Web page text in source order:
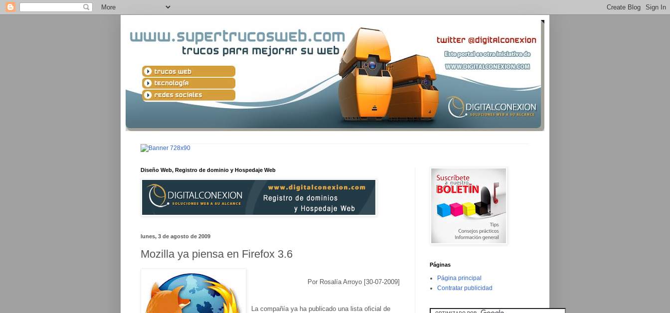
Diseño Web, Registro de dominio y Hospedaje Web
lunes, 3 de agosto de 2009
Mozilla ya piensa en Firefox 3.6
Por Rosalía Arroyo [30-07-2009]
La compañía ya ha publicado una lista oficial de
Páginas
Página principal
Contratar publicidad